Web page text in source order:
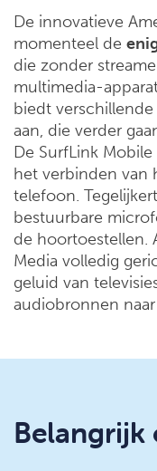
De innovatieve
momenteel de
die zonder
multimedia-
biedt
aan, die verder
De SurfLink
het verbinden van
telefoon.
bestuurbare
de hoortoestellen.
Media volledig
geluid van
audiobronnen
Belangrijk